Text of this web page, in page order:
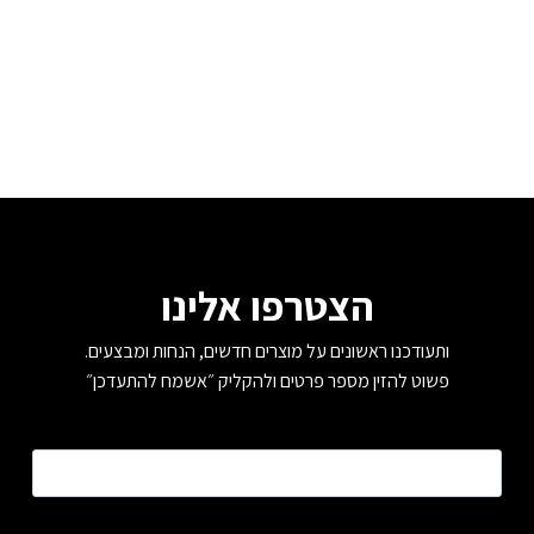
הצטרפו אלינו
ותעודכנו ראשונים על מוצרים חדשים, הנחות ומבצעים.
פשוט להזין מספר פרטים ולהקליק ״אשמח להתעדכן״